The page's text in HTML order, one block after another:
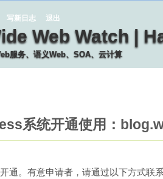
写新日志 退出
Web Watch |
服务、语义Web、SOA、云计算
系统开通使用：
通。有意申请者，请通过以下方式联